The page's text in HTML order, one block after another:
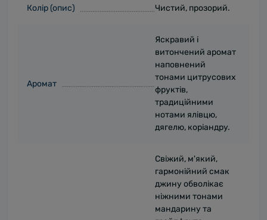
Колір (опис) Чистий, прозорий.
Аромат
Яскравий і
витончений аромат
наповнений
тонами цитрусових
фруктів,
традиційними
нотами ялівцю,
дягелю, коріандру.
Свіжий, м'який,
гармонійний смак
джину обволікає
ніжними тонами
мандарину та